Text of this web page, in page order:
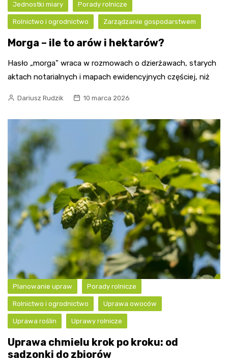
Jednostki miary Porady rolnicze
Rolnictwo i ogrodnictwo Zarządzanie gospodarstwem
Morga – ile to arów i hektarów?
Hasło „morga” wraca w rozmowach o dzierżawach, starych
aktach notarialnych i mapach ewidencyjnych częściej, niż
Dariusz Rudzik 10 marca 2026
Planowanie upraw Porady rolnicze
Rolnictwo i ogrodnictwo Uprawa owoców
Uprawa roślin Uprawy rolnicze
Uprawa chmielu krok po kroku: od
sadzonki do zbiorów